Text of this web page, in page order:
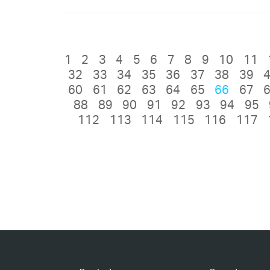
1 2 3 4 5 6 7 8 9 10 11
32
33 34 35 36 37 38 39
60
61 62 63 64 65 66 67
88
89 90 91 92 93 94 95
112
113 114 115 116 117